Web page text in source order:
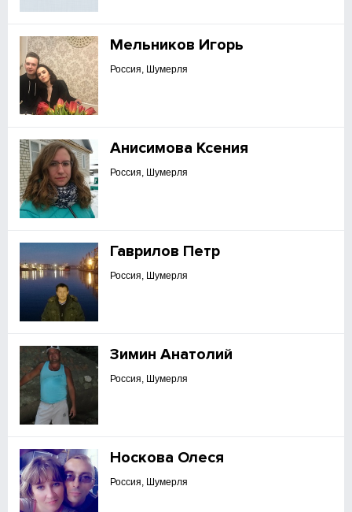
Мельников Игорь
Россия, Шумерля
Анисимова Ксения
Россия, Шумерля
Гаврилов Петр
Россия, Шумерля
Зимин Анатолий
Россия, Шумерля
Носкова Олеся
Россия, Шумерля